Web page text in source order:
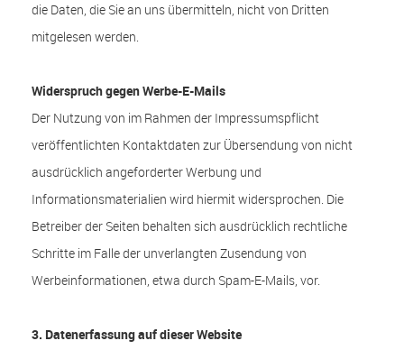
die Daten, die Sie an uns übermitteln, nicht von Dritten
mitgelesen werden.
Widerspruch gegen Werbe-E-Mails
Der Nutzung von im Rahmen der Impressumspflicht
veröffentlichten Kontaktdaten zur Übersendung von nicht
ausdrücklich angeforderter Werbung und
Informationsmaterialien wird hiermit widersprochen. Die
Betreiber der Seiten behalten sich ausdrücklich rechtliche
Schritte im Falle der unverlangten Zusendung von
Werbeinformationen, etwa durch Spam-E-Mails, vor.
3. Datenerfassung auf dieser Website